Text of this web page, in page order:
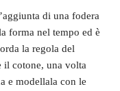
di una fodera
forma nel tempo ed è
la regola del
il cotone, una volta
e modellala con le